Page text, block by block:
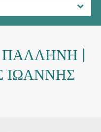
ΠΑΛΛΗΝΗ |
ΙΩΑΝΝΗΣ